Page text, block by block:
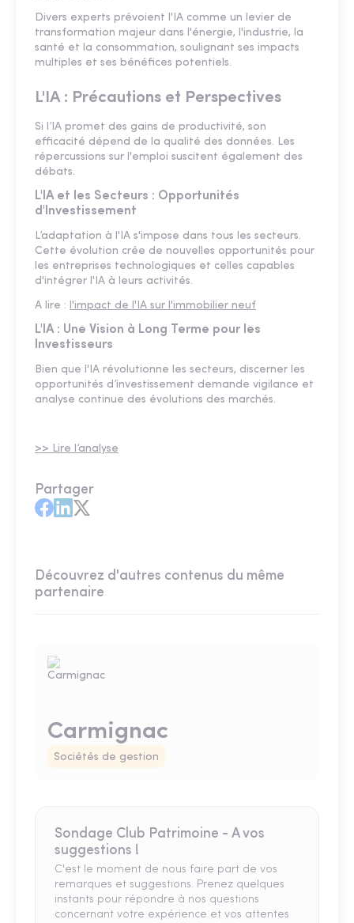
Divers experts prévoient l'IA comme un levier de
transformation majeur dans l'énergie, l'industrie, la
santé et la consommation, soulignant ses impacts
multiples et ses bénéfices potentiels.
L'IA : Précautions et Perspectives
Si l’IA promet des gains de productivité, son
efficacité dépend de la qualité des données. Les
répercussions sur l'emploi suscitent également des
débats.
L'IA et les Secteurs : Opportunités
d'Investissement
L’adaptation à l'IA s'impose dans tous les secteurs.
Cette évolution crée de nouvelles opportunités pour
les entreprises technologiques et celles capables
d'intégrer l'IA à leurs activités.
A lire : l'impact de l'IA sur l'immobilier neuf
L'IA : Une Vision à Long Terme pour les
Investisseurs
Bien que l'IA révolutionne les secteurs, discerner les
opportunités d’investissement demande vigilance et
analyse continue des évolutions des marchés.
>> Lire l’analyse
Partager
Découvrez d'autres contenus du même
partenaire
Carmignac
Sociétés de gestion
Sondage Club Patrimoine - A vos
suggestions !
C'est le moment de nous faire part de vos
remarques et suggestions. Prenez quelques
instants pour répondre à nos questions
concernant votre expérience et vos attentes